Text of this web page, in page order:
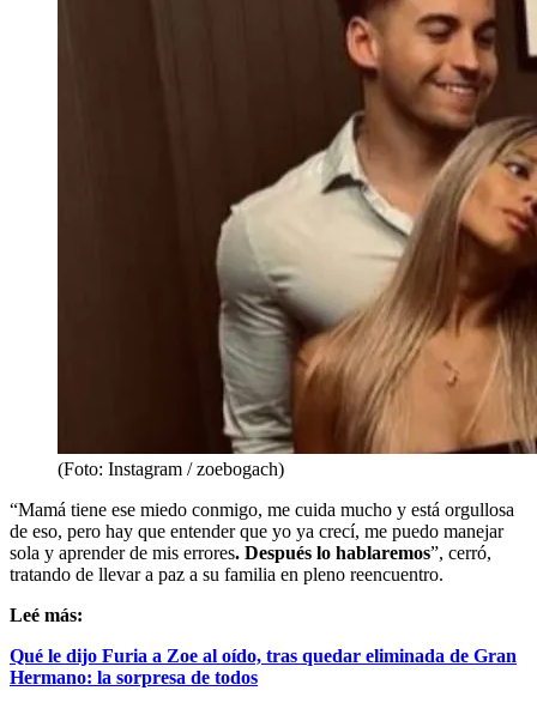
(Foto: Instagram / zoebogach)
“Mamá tiene ese miedo conmigo, me cuida mucho y está orgullosa
de eso, pero hay que entender que yo ya crecí, me puedo manejar
sola y aprender de mis errores. Después lo hablaremos”, cerró,
tratando de llevar a paz a su familia en pleno reencuentro.
Leé más:
Qué le dijo Furia a Zoe al oído, tras quedar eliminada de Gran
Hermano: la sorpresa de todos